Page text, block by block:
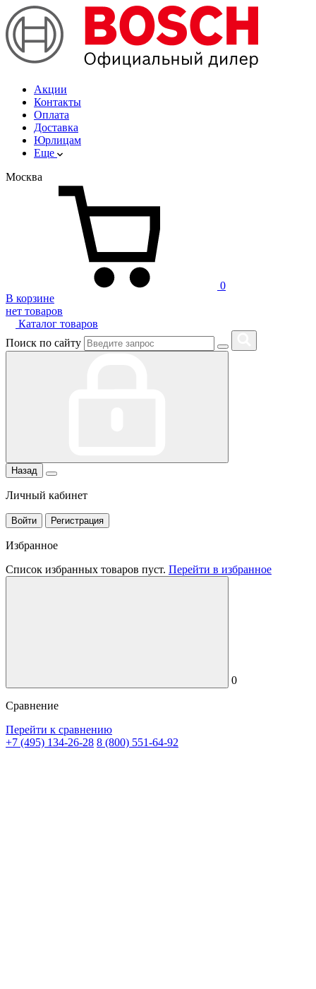
Акции
Контакты
Оплата
Доставка
Юрлицам
Еще
Москва
0
В корзине
нет товаров
Каталог товаров
Поиск по сайту
Назад
Личный кабинет
Войти Регистрация
Избранное
Список избранных товаров пуст. Перейти в избранное
0
Сравнение
Перейти к сравнению
+7 (495) 134-26-28 8 (800) 551-64-92